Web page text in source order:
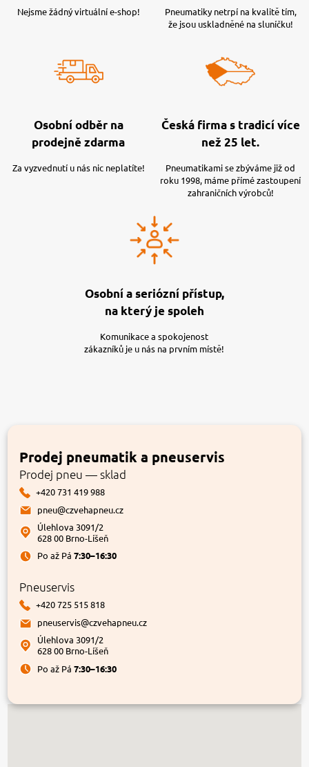
Nejsme žádný virtuální e-shop!
Pneumatiky netrpí na kvalitě tím,
že jsou uskladněné na sluníčku!
Osobní odběr na
prodejně zdarma
Za vyzvednutí u nás nic neplatíte!
Česká firma s tradicí více
než 25 let.
Pneumatikami se zbýváme již od
roku 1998, máme přímé zastoupení
zahraničních výrobců!
Osobní a seriózní přístup,
na který je spoleh
Komunikace a spokojenost
zákazníků je u nás na prvním místě!
Prodej pneumatik a pneuservis
Prodej pneu — sklad
+420 731 419 988
pneu@czvehapneu.cz
Úlehlova 3091/2
628 00 Brno-Líšeň
Po až Pá7:30–16:30
Pneuservis
+420 725 515 818
pneuservis@czvehapneu.cz
Úlehlova 3091/2
628 00 Brno-Líšeň
Po až Pá7:30–16:30